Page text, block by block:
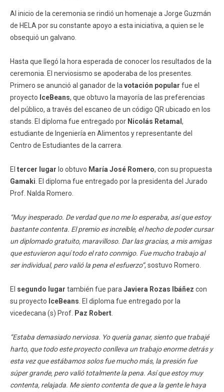
Al inicio de la ceremonia se rindió un homenaje a Jorge Guzmán
de HELA por su constante apoyo a esta iniciativa, a quien se le
obsequió un galvano.
Hasta que llegó la hora esperada de conocer los resultados de la
ceremonia. El nerviosismo se apoderaba de los presentes.
Primero se anunció al ganador de la votación popular fue el
proyecto IceBeans, que obtuvo la mayoría de las preferencias
del público, a través del escaneo de un código QR ubicado en los
stands. El diploma fue entregado por Nicolás Retamal ,
estudiante de Ingeniería en Alimentos y representante del
Centro de Estudiantes de la carrera.
El tercer lugar lo obtuvo María José Romero, con su propuesta
Gamaki . El diploma fue entregado por la presidenta del Jurado
Prof. Nalda Romero.
“Muy inesperado. De verdad que no me lo esperaba, así que estoy
bastante contenta. El premio es increíble, el hecho de poder cursar
un diplomado gratuito, maravilloso. Dar las gracias, a mis amigas
que estuvieron aquí todo el rato conmigo. Fue mucho trabajo al
ser individual, pero valió la pena el esfuerzo”, sostuvo Romero.
El segundo lugar también fue para Javiera Rozas Ibáñez con
su proyecto IceBeans . El diploma fue entregado por la
vicedecana (s) Prof. Paz Robert
“Estaba demasiado nerviosa. Yo quería ganar, siento que trabajé
harto, que todo este proyecto conlleva un trabajo enorme detrás y
esta vez que estábamos solos fue mucho más, la presión fue
súper grande, pero valió totalmente la pena. Así que estoy muy
contenta, relajada. Me siento contenta de que a la gente le haya